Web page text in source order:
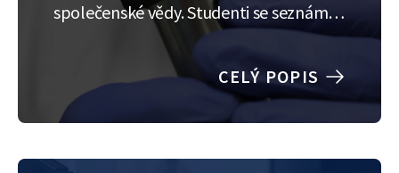
společenské vědy. Studenti se seznámí s
daty z rozsáhlého průzkumu veřejného
mínění zaměřeného na víru v
konspirační teorie, důvěru v instituce,
konzumaci médií a psychologické
CELÝ POPIS